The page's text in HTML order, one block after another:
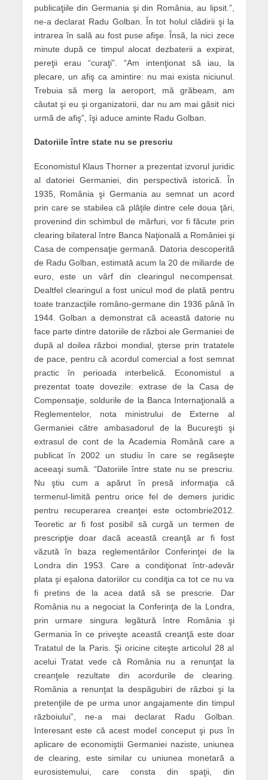
publicaţiile din Germania şi din România, au lipsit.”,
ne-a declarat Radu Golban. În tot holul clădirii şi la
intrarea în sală au fost puse afişe. Însă, la nici zece
minute după ce timpul alocat dezbaterii a expirat,
pereţii erau “curaţi”. “Am intenţionat să iau, la
plecare, un afiş ca amintire: nu mai exista niciunul.
Trebuia să merg la aeroport, mă grăbeam, am
căutat şi eu şi organizatorii, dar nu am mai găsit nici
urmă de afiş”, îşi aduce aminte Radu Golban.
Datoriile între state nu se prescriu
Economistul Klaus Thorner a prezentat izvorul juridic
al datoriei Germaniei, din perspectivă istorică. În
1935, România şi Germania au semnat un acord
prin care se stabilea că plăţile dintre cele doua ţări,
provenind din schimbul de mărfuri, vor fi făcute prin
clearing bilateral între Banca Naţională a României şi
Casa de compensaţie germană. Datoria descoperită
de Radu Golban, estimată acum la 20 de miliarde de
euro, este un vârf din clearingul necompensat.
Dealtfel clearingul a fost unicul mod de plată pentru
toate tranzacţiile româno-germane din 1936 până în
1944. Golban a demonstrat că această datorie nu
face parte dintre datoriile de război ale Germaniei de
după al doilea război mondial, şterse prin tratatele
de pace, pentru că acordul comercial a fost semnat
practic în perioada interbelică. Economistul a
prezentat toate dovezile: extrase de la Casa de
Compensaţie, soldurile de la Banca Internaţională a
Reglementelor, nota ministrului de Externe al
Germaniei către ambasadorul de la Bucureşti şi
extrasul de cont de la Academia Română care a
publicat în 2002 un studiu în care se regăseşte
aceeaşi sumă. “Datoriile între state nu se prescriu.
Nu ştiu cum a apărut în presă informaţia că
termenul-limită pentru orice fel de demers juridic
pentru recuperarea creanţei este octombrie2012.
Teoretic ar fi fost posibil să curgă un termen de
prescripţie doar dacă această creanţă ar fi fost
văzută în baza reglementărilor Conferinţei de la
Londra din 1953. Care a condiţionat într-adevăr
plata şi eşalona datoriilor cu condiţia ca tot ce nu va
fi pretins de la acea dată să se prescrie. Dar
România nu a negociat la Conferinţa de la Londra,
prin urmare singura legătură între România şi
Germania în ce priveşte această creanţă este doar
Tratatul de la Paris. Şi oricine citeşte articolul 28 al
acelui Tratat vede că România nu a renunţat la
creanţele rezultate din acordurile de clearing.
România a renunţat la despăgubiri de război şi la
pretenţiile de pe urma unor angajamente din timpul
războiului”, ne-a mai declarat Radu Golban.
Interesant este că acest model conceput şi pus în
aplicare de economiştii Germaniei naziste, uniunea
de clearing, este similar cu uniunea monetară a
eurosistemului, care consta din spaţii, din